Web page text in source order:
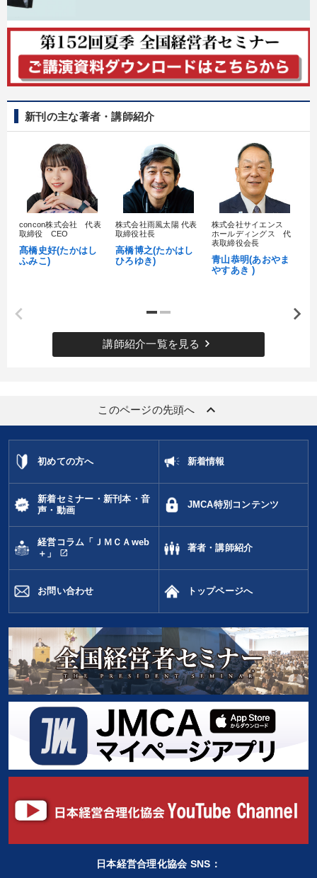
2025年春季全国経営者セミナー収録講演ＣＤ・講演ＤＶＤ・デジ
タル版（音声／動画ストリーミング・ダウンロード）
成功哲学・人間学 数字・税務・決算書
全国経営者セミナー収録〈売れ筋・人気〉音声＆動画20選
大竹愼一書籍 企業戦略に学ぶ
【最新刊】精神科医・和田秀樹の「老いない力」＋健康な社長と
会社をつくる厳選講話
資産戦略
経営体系を学びたい 社員研修を行いたい
SNS活用 経営計画 老舗企業 営業
デジタルマーケティング 一流人
※「更新」を押すと「カテゴリー」「目的別」「キーワード」を更新いただけます。
local_offer タグから探す refresh
タグ・キーワード
未来先見 サービス 上場企業 早わかり SNS活用
ランチェスター戦略 心を磨く 株式投資 会社を守る
交渉 リーダーシップ IT・デジタル活用
プロ経営者 大竹愼一 お金の授業 人事戦略
プレゼン トレンド 運勢・先見 MBA
新刊の主な著者・講師紹介
concon株式会社 代表
取締役 CEO
髙橋史好(たかはし
ふみこ)
株式会社雨風太陽 代表
取締役社長
高橋博之(たかはし
ひろゆき)
株式会社サイエンス
ホールディングス 代
表取締役会長
青山恭明(あおやま
やすあき )
講師紹介一覧を見る keyboard_arrow_right
このページの先頭へ keyboard_arrow_up
初めての方へ 新着情報
新着セミナー・新刊本・音
声・動画
JMCA特別コンテンツ
経営コラム「ＪＭＣＡweb
＋」
open_in_new
著者・講師紹介
お問い合わせ トップページへ
日本経営合理化協会 SNS：